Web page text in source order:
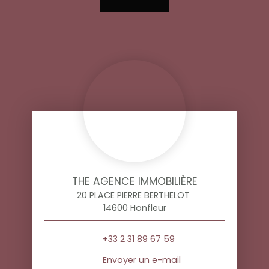
THE AGENCE IMMOBILIÈRE
20 PLACE PIERRE BERTHELOT
14600 Honfleur
+33 2 31 89 67 59
Envoyer un e-mail